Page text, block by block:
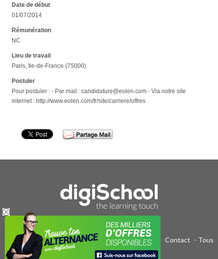
Date de début
01/07/2014
Rémunération
NC
Lieu de travail
Paris, Ile-de-France (75000)
Postuler
Pour postuler : - Par mail : candidature@eolen.com - Via notre site
internet : http://www.eolen.com/fr/site/carriere/offres
Publicité sur le réseau digiSchool - C.G.U/C.G.V Contact - Tous
droits réservés 2011-2020